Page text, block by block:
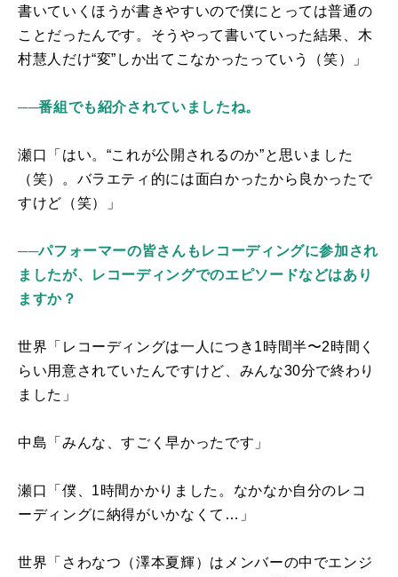
書いていくほうが書きやすいので僕にとっては普通の
ことだったんです。そうやって書いていった結果、木
村慧人だけ“変”しか出てこなかったっていう（笑）」
──番組でも紹介されていましたね。
瀬口「はい。“これが公開されるのか”と思いました
（笑）。バラエティ的には面白かったから良かったで
すけど（笑）」
──パフォーマーの皆さんもレコーディングに参加され
ましたが、レコーディングでのエピソードなどはあり
ますか？
世界「レコーディングは一人につき 1時間半〜2時間く
らい用意されていたんですけど、みんな30分で終わり
ました」
中島「みんな、すごく早かったです」
瀬口「僕、 1時間かかりました。なかなか自分のレコ
ーディングに納得がいかなくて…」
世界「さわなつ（澤本夏輝）はメンバーの中でエンジ